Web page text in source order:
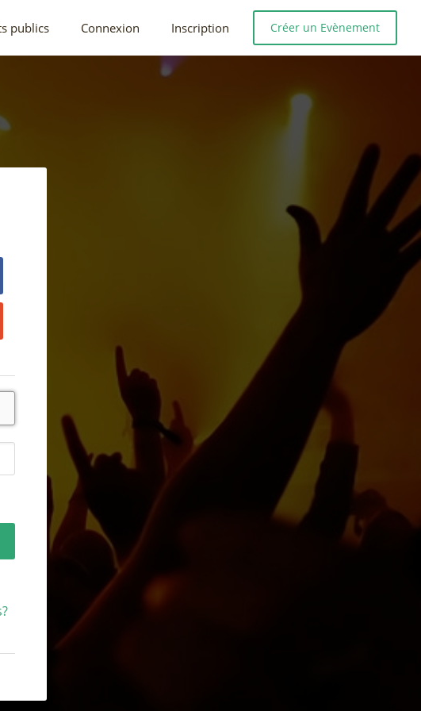
publics Connexion Inscription Créer un Evènement